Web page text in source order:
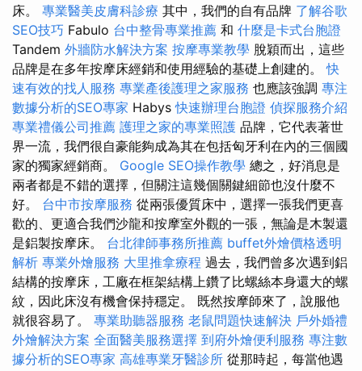
床。 專業醫美皮膚科診療 其中，我們的自有品牌 了解谷歌
SEO技巧 Fabulo 台中整骨專業推薦 和 什麼是卡式台胞證
Tandem 外牆防水解決方案 按摩專業教學 脫穎而出，這些
品牌是在多年按摩床經銷和使用經驗的基礎上創建的。快
速有效的找人服務 專業產後護理之家服務 也應該強調 專注
數據分析的SEO專家 Habys快速辦理台胞證 偵探服務介紹
專業禮儀公司推薦 護理之家的專業照護 品牌，它代表著世
界一流，我們很自豪能夠成為其在包括匈牙利在內的三個國
家的獨家經銷商。 Google SEO操作教學 總之，好消息是
兩者都是不錯的選擇，但關注這幾個關鍵細節也沒什麼不
好。 台中市按摩服務 從兩張優質床中，選擇一張我們更喜
歡的、更適合我們沙龍和按摩室外觀的一張，無論是木製還
是鋁製按摩床。 台北律師事務所推薦 buffet外燴價格透明
解析 專業外燴服務 大里推拿療程 過去，我們曾多次遇到鋁
結構的按摩床，工廠在框架結構上鑽了比螺絲本身還大的螺
紋，因此床沒有機會保持穩定。 既然按摩師來了，說服他
就很容易了。 專業助聽器服務 老鼠問題快速解決 戶外婚禮
外燴解決方案 全面醫美服務選擇 到府外燴便利服務 專注數
據分析的SEO專家 高雄專業牙醫診所 從那時起，每當他遇